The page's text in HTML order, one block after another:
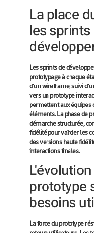
La place
les sprints
Les sprints de
prototypage à chaque
d'un wireframe, suivi
vers un prototype
permettent aux équipes
éléments. La phase de
démarche structurée,
fidélité pour valider les
des versions haute
interactions finales.
prototype
besoins
La force du prototype